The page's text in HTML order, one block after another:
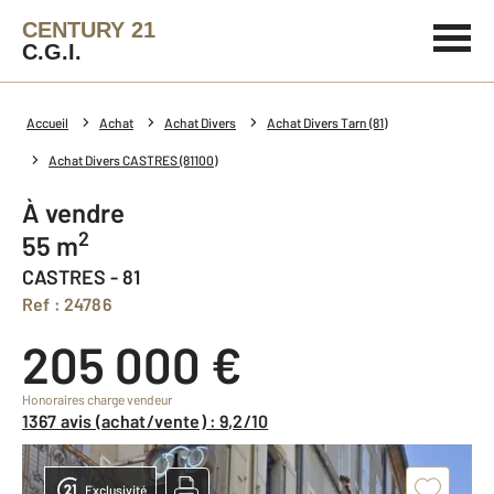
CENTURY 21
C.G.I.
Accueil Achat Achat Divers Achat Divers Tarn (81)
Achat Divers CASTRES (81100)
à vendre
55 m2
CASTRES - 81
Ref : 24786
205 000 €
Honoraires charge vendeur
1367 avis (achat/vente) : 9,2/10
Exclusivité